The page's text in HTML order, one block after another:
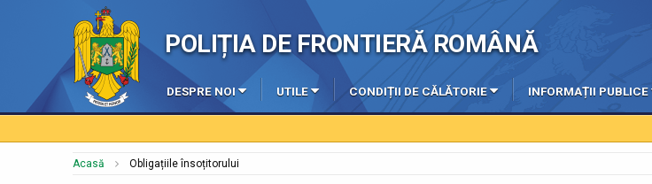
POLIȚIA DE FRONTIERĂ ROMÂNĂ
DESPRE NOI UTILE CONDIȚII DE CĂLĂTORIE INFORMAȚII PUBLICE
Acasă Obligațiile însoțitorului